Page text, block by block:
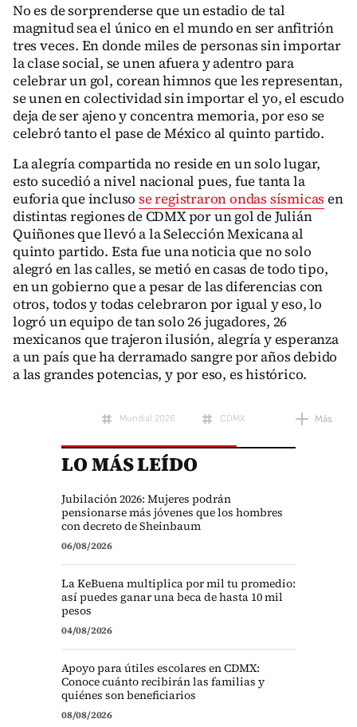
No es de sorprenderse que un estadio de tal
magnitud sea el único en el mundo en ser anfitrión
tres veces. En donde miles de personas sin importar
la clase social, se unen afuera y adentro para
celebrar un gol, corean himnos que les representan,
se unen en colectividad sin importar el yo, el escudo
deja de ser ajeno y concentra memoria, por eso se
celebró tanto el pase de México al quinto partido.
La alegría compartida no reside en un solo lugar,
esto sucedió a nivel nacional pues, fue tanta la
euforia que inclusose registraron ondas sísmicasen
distintas regiones de CDMX por un gol de Julián
Quiñones que llevó a la Selección Mexicana al
quinto partido. Esta fue una noticia que no solo
alegró en las calles, se metió en casas de todo tipo,
en un gobierno que a pesar de las diferencias con
otros, todos y todas celebraron por igual y eso, lo
logró un equipo de tan solo 26 jugadores, 26
mexicanos que trajeron ilusión, alegría y esperanza
a un país que ha derramado sangre por años debido
a las grandes potencias, y por eso, es histórico.
Más
Mundial 2026 CDMX
LO MÁS LEÍDO
Jubilación 2026: Mujeres podrán
pensionarse más jóvenes que los hombres
con decreto de Sheinbaum
06/08/2026
La KeBuena multiplica por mil tu promedio:
así puedes ganar una beca de hasta 10 mil
pesos
04/08/2026
Apoyo para útiles escolares en CDMX:
Conoce cuánto recibirán las familias y
quiénes son beneficiarios
08/08/2026